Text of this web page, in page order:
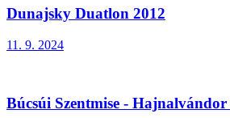
Dunajsky Duatlon 2012
11. 9. 2024
Búcsúi Szentmise -